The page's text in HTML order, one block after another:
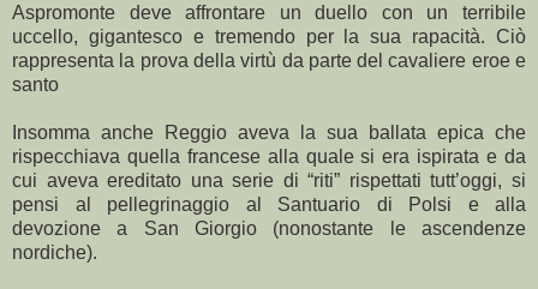
Aspromonte deve affrontare un duello con un terribile
uccello, gigantesco e tremendo per la sua rapacità. Ciò
rappresenta la prova della virtù da parte del cavaliere eroe e
santo
Insomma anche Reggio aveva la sua ballata epica che
rispecchiava quella francese alla quale si era ispirata e da
cui aveva ereditato una serie di “riti” rispettati tutt’oggi, si
pensi al pellegrinaggio al Santuario di Polsi e alla
devozione a San Giorgio (nonostante le ascendenze
nordiche).